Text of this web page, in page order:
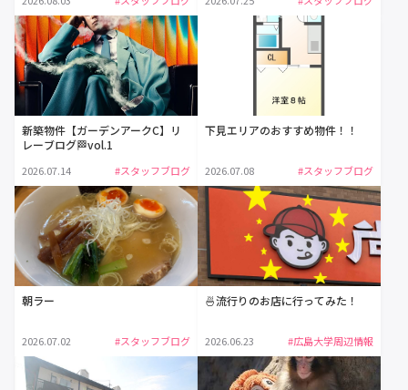
新築物件【ガーデンアークC】リ
レーブログ🏁vol.1
2026.07.14 #スタッフブログ
下見エリアのおすすめ物件！！
2026.07.08 #スタッフブログ
朝ラー
2026.07.02 #スタッフブログ
🍜流行りのお店に行ってみた！
2026.06.23 #広島大学周辺情報